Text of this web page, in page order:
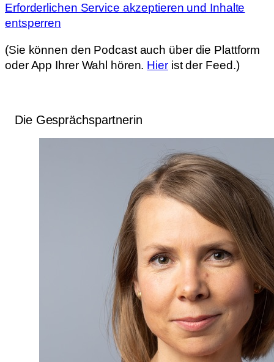
Erforderlichen Service akzeptieren und Inhalte
entsperren
(Sie können den Podcast auch über die Plattform
oder App Ihrer Wahl hören. Hierist der Feed.)
Die Gesprächspartnerin